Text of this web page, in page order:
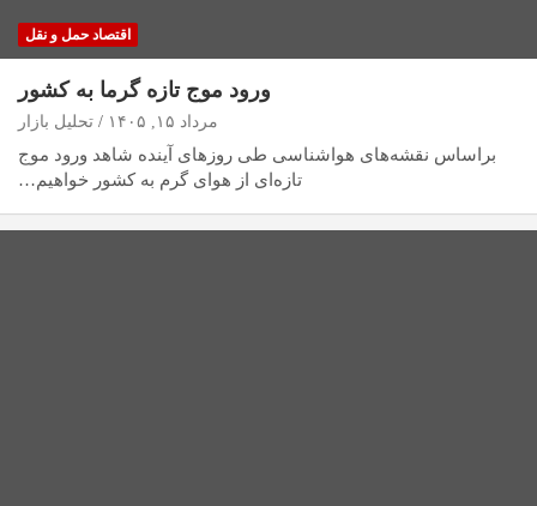
اقتصاد حمل و نقل
ورود موج تازه گرما به کشور
مرداد ۱۵, ۱۴۰۵ تحلیل بازار
براساس نقشه‌های هواشناسی طی روزهای آینده شاهد ورود موج
تازه‌ای از هوای گرم به کشور خواهیم…